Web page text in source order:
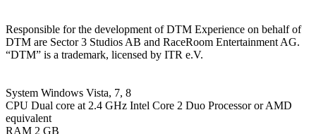
Responsible for the development of DTM Experience on behalf of
DTM are Sector 3 Studios AB and RaceRoom Entertainment AG.
“DTM” is a trademark, licensed by ITR e.V.
System Windows Vista, 7, 8
CPU Dual core at 2.4 GHz Intel Core 2 Duo Processor or AMD
equivalent
RAM 2 GB